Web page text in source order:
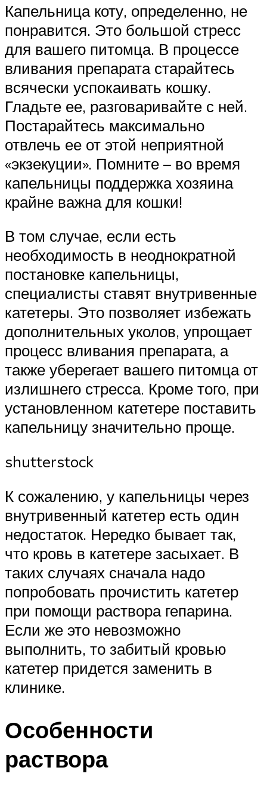
Капельница коту, определенно, не
понравится. Это большой стресс
для вашего питомца. В процессе
вливания препарата старайтесь
всячески успокаивать кошку.
Гладьте ее, разговаривайте с ней.
Постарайтесь максимально
отвлечь ее от этой неприятной
«экзекуции». Помните – во время
капельницы поддержка хозяина
крайне важна для кошки!
В том случае, если есть
необходимость в неоднократной
постановке капельницы,
специалисты ставят внутривенные
катетеры. Это позволяет избежать
дополнительных уколов, упрощает
процесс вливания препарата, а
также уберегает вашего питомца от
излишнего стресса. Кроме того, при
установленном катетере поставить
капельницу значительно проще.
shutterstock
К сожалению, у капельницы через
внутривенный катетер есть один
недостаток. Нередко бывает так,
что кровь в катетере засыхает. В
таких случаях сначала надо
попробовать прочистить катетер
при помощи раствора гепарина.
Если же это невозможно
выполнить, то забитый кровью
катетер придется заменить в
клинике.
Особенности
раствора